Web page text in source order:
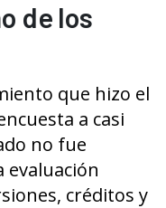
de los
que hizo el
a casi
no fue
evaluación
créditos y